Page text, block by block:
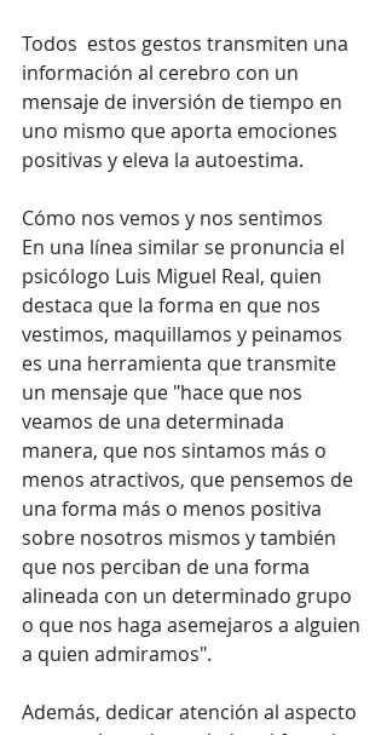
Todos  estos gestos transmiten una
información al cerebro con un
mensaje de inversión de tiempo en
uno mismo que aporta emociones
positivas y eleva la autoestima.
Cómo nos vemos y nos sentimos
En una línea similar se pronuncia el
psicólogo Luis Miguel Real, quien
destaca que la forma en que nos
vestimos, maquillamos y peinamos
es una herramienta que transmite
un mensaje que "hace que nos
veamos de una determinada
manera, que nos sintamos más o
menos atractivos, que pensemos de
una forma más o menos positiva
sobre nosotros mismos y también
que nos perciban de una forma
alineada con un determinado grupo
o que nos haga asemejaros a alguien
a quien admiramos".
Además, dedicar atención al aspecto